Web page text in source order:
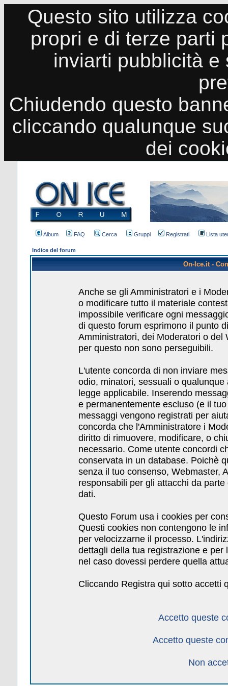
Questo sito utilizza
propri e di terze parti
inviarti pubblicità
Chiudendo questo
cliccando qualunque
dei
Album FAQ Cerca Gruppi Registrati Lista
Indice del forum
On-Ice.it -
Anche se gli Amministratori e i
o modificare tutto il materiale
impossibile verificare ogni
di questo forum esprimono il punto
Amministratori, dei Moderatori o
per questo non sono perseguibili.
L'utente concorda di non inviare
odio, minatori, sessuali o
legge applicabile. Inserendo
e permanentemente escluso (e il
messaggi vengono registrati per
concorda che l'Amministratore i
diritto di rimuovere, modificare, o
necessario. Come utente concordi
conservata in un database. Poichè
senza il tuo consenso, Webmaster,
responsabili per gli attacchi da
dati.
Questo Forum usa i cookies per
Questi cookies non contengono le
per velocizzarne il processo.
dettagli della tua registrazione e
nel caso dovessi perdere quella
Cliccando Registra qui sotto accetti
Accetto queste
Accetto queste
Non